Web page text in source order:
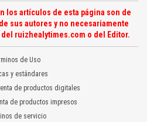
los artículos de esta página son de
sus autores y no necesariamente
ruizhealytimes.com o del Editor.
de Uso
y estándares
de productos digitales
de productos impresos
de servicio